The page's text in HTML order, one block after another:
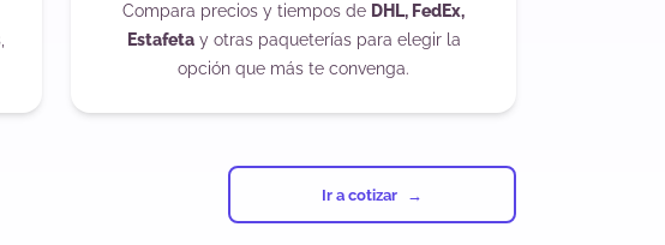
Compara precios y tiempos de DHL, FedEx,
Estafetay otras paqueterías para elegir la
opción que más te convenga.
Ir a cotizar